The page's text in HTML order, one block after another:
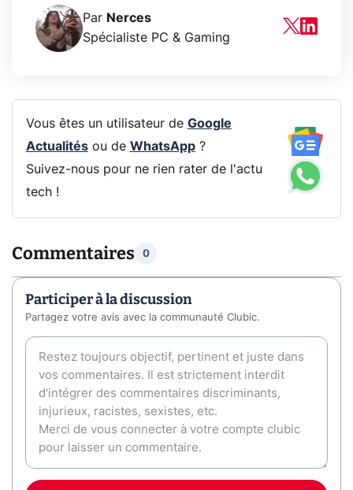
Par Nerces
Spécialiste PC & Gaming
Vous êtes un utilisateur de Google
Actualitésou de WhatsApp?
Suivez-nous pour ne rien rater de l'actu
tech !
Commentaires 0
Participer à la discussion
Partagez votre avis avec la communauté Clubic.